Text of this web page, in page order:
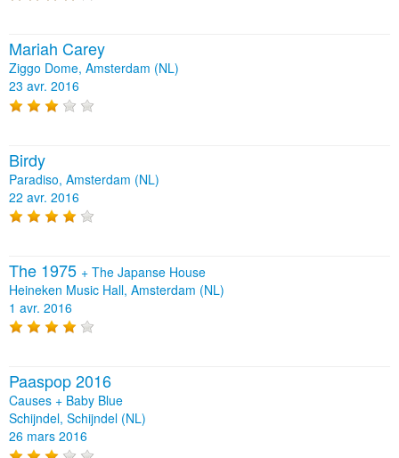
Mariah Carey
Ziggo Dome, Amsterdam (NL)
23 avr. 2016
Birdy
Paradiso, Amsterdam (NL)
22 avr. 2016
The 1975 + The Japanse House
Heineken Music Hall, Amsterdam (NL)
1 avr. 2016
Paaspop 2016
Causes + Baby Blue
Schijndel, Schijndel (NL)
26 mars 2016